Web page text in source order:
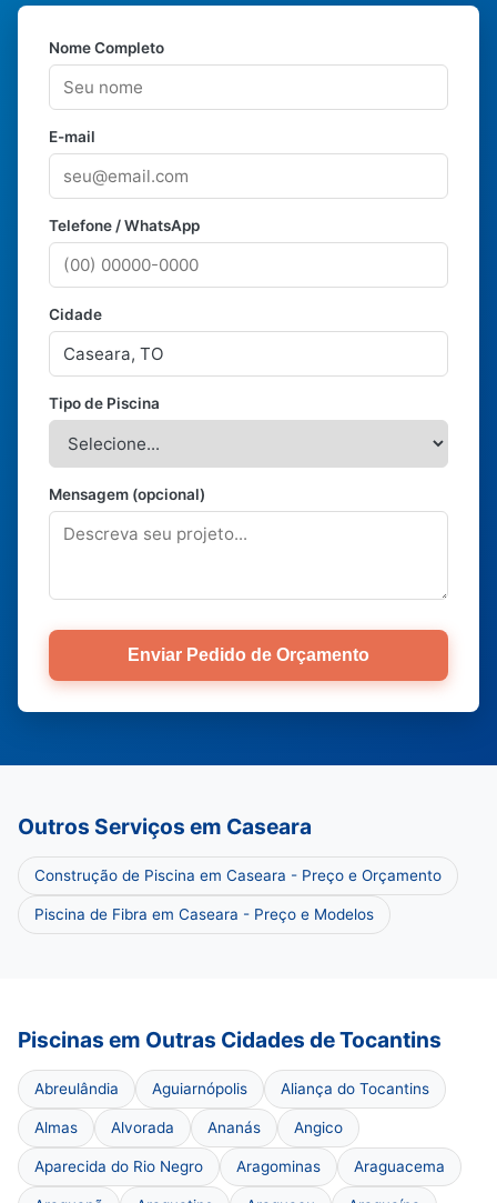
Nome Completo
E-mail
Telefone / WhatsApp
Cidade
Tipo de Piscina
Mensagem (opcional)
Enviar Pedido de Orçamento
Outros Serviços em Caseara
Construção de Piscina em Caseara - Preço e Orçamento
Piscina de Fibra em Caseara - Preço e Modelos
Piscinas em Outras Cidades de Tocantins
Abreulândia Aguiarnópolis Aliança do Tocantins
Almas Alvorada Ananás Angico
Aparecida do Rio Negro Aragominas Araguacema